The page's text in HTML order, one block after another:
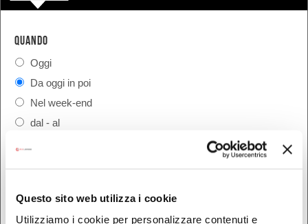
Questo sito web utilizza i cookie
Utilizziamo i cookie per personalizzare contenuti e
QUANDO
Oggi
Da oggi in poi
Nel week-end
dal - al